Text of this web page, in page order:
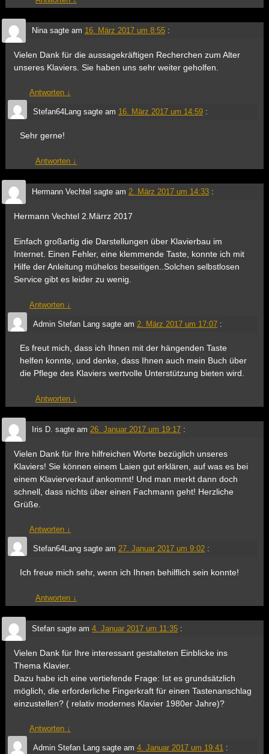
Ninasagte am 16. März 2017 um 8:55 :
Vielen Dank für die aussagekräftigen Recherchen zum Alter
unseres Klaviers. Sie haben uns sehr weiter geholfen.
Antworten ↓
Stefan64Langsagte am 16. März 2017 um 14:59 :
Sehr gerne!
Antworten ↓
Hermann Vechtel sagte am 2. März 2017 um 14:33 :
Hermann Vechtel 2.Märrz 2017
Einfach großartig die Darstellungen über Klavierbau im
Internet. Einen Fehler, eine klemmende Taste, konnte ich mit
Hilfe der Anleitung mühelos beseitigen..Solchen selbstlosen
Service gibt es leider zu wenig.
Antworten ↓
Admin Stefan Langsagte am 2. März 2017 um 17:07 :
Es freut mich, dass ich Ihnen mit der hängenden Taste
helfen konnte, und denke, dass Ihnen auch mein Buch über
die Pflege des Klaviers wertvolle Unterstützung bieten wird.
Antworten ↓
Iris D. sagte am 26. Januar 2017 um 19:17 :
Vielen Dank für Ihre hilfreichen Worte bezüglich unseres
Klaviers! Sie können einem Laien gut erklären, auf was es bei
einem Klavierverkauf ankommt! Und man merkt dann doch
schnell, dass nichts über einen Fachmann geht! Herzliche
Grüße.
Antworten ↓
Stefan64Langsagte am 27. Januar 2017 um 9:02 :
Ich freue mich sehr, wenn ich Ihnen behilflich sein konnte!
Antworten ↓
Stefansagte am 4. Januar 2017 um 11:35 :
Vielen Dank für Ihre interessant gestalteten Einblicke ins
Thema Klavier.
Dazu habe ich eine vertiefende Frage: Ist es grundsätzlich
möglich, die erforderliche Fingerkraft für einen Tastenanschlag
einzustellen? ( relativ modernes Klavier 1980er Jahre)?
Antworten ↓
Admin Stefan Langsagte am 4. Januar 2017 um 19:41 :